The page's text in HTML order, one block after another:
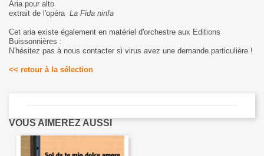
Aria pour alto
extrait de l'opéra La Fida ninfa
Cet aria existe également en matériel d'orchestre aux Editions
Buissonnières :
N'hésitez pas à nous contacter si virus avez une demande particulière !
<< retour à la sélection
VOUS AIMEREZ AUSSI